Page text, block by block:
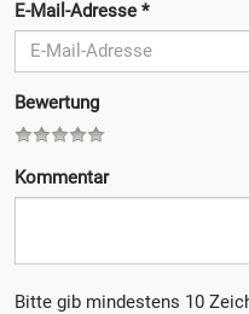
E-Mail-Adresse*
Bewertung
Kommentar
Bitte gib mindestens 10